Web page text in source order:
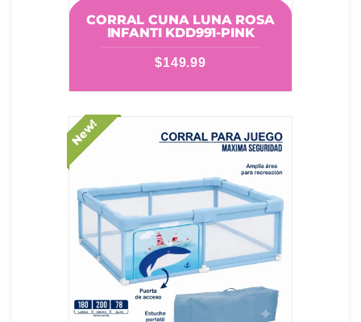
CORRAL CUNA LUNA ROSA
INFANTI KDD991-PINK
$149.99
New!